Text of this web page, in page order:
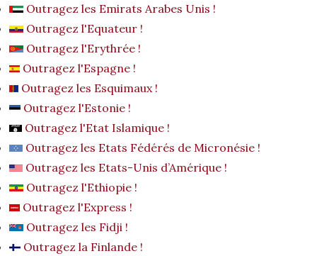
Outragez les Emirats Arabes Unis !
Outragez l'Equateur !
Outragez l'Erythrée !
Outragez l'Espagne !
Outragez les Esquimaux !
Outragez l'Estonie !
Outragez l'Etat Islamique !
Outragez les Etats Fédérés de Micronésie !
Outragez les Etats-Unis d’Amérique !
Outragez l'Ethiopie !
Outragez l'Express !
Outragez les Fidji !
Outragez la Finlande !